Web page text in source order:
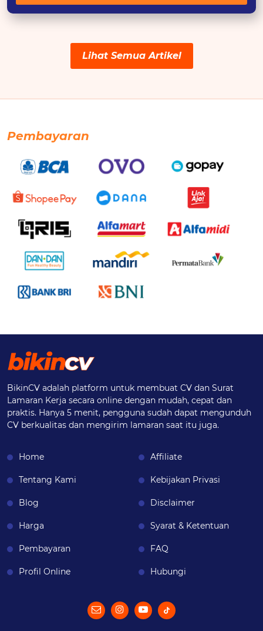
Lihat Semua Artikel
Pembayaran
BikinCV adalah platform untuk membuat CV dan Surat
Lamaran Kerja secara online dengan mudah, cepat dan
praktis. Hanya 5 menit, pengguna sudah dapat mengunduh
CV berkualitas dan mengirim lamaran saat itu juga.
Home
Tentang Kami
Blog
Harga
Pembayaran
Profil Online
Affiliate
Kebijakan Privasi
Disclaimer
Syarat & Ketentuan
FAQ
Hubungi